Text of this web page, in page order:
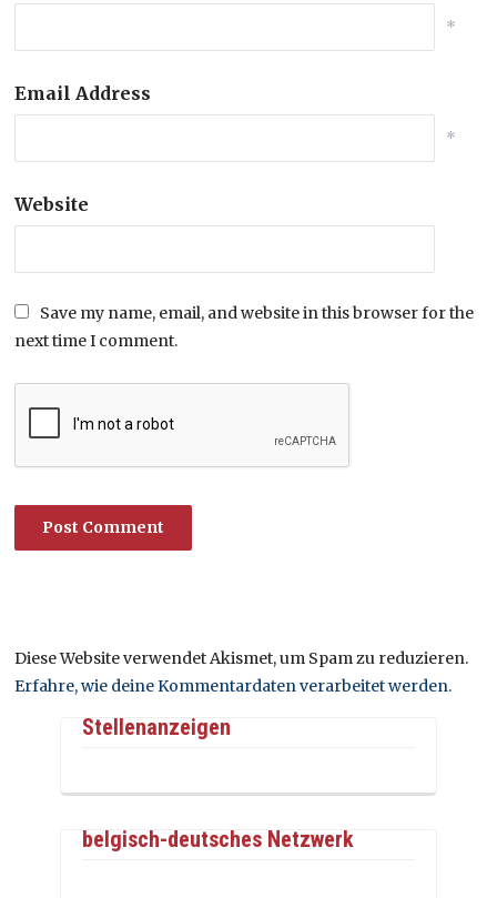
*
Email Address
*
Website
Save my name, email, and website in this browser for the
next time I comment.
Diese Website verwendet Akismet, um Spam zu reduzieren.
Erfahre, wie deine Kommentardaten verarbeitet werden.
Stellenanzeigen
belgisch-deutsches Netzwerk